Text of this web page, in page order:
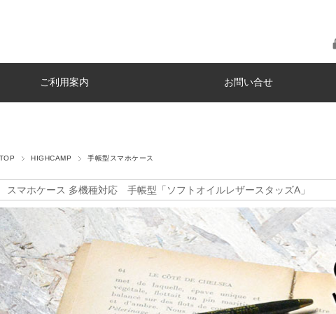
ご利用案内 お問い合せ
TOP HIGHCAMP 手帳型スマホケース
スマホケース 多機種対応 手帳型「ソフトオイルレザースタッズA」